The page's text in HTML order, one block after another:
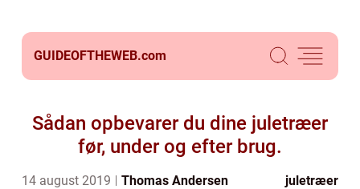
GUIDEOFTHEWEB.com
Sådan opbevarer du dine juletræer
før, under og efter brug.
14 august 2019 Thomas Andersen juletræer